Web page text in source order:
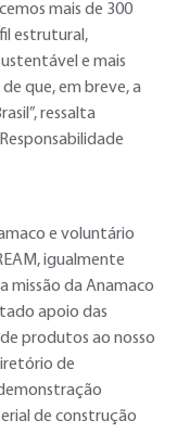
mais de 300
estrutural,
e mais
que, em breve, a
ressalta
e voluntário
igualmente
missão da Anamaco
apoio das
produtos ao nosso
de
de construção